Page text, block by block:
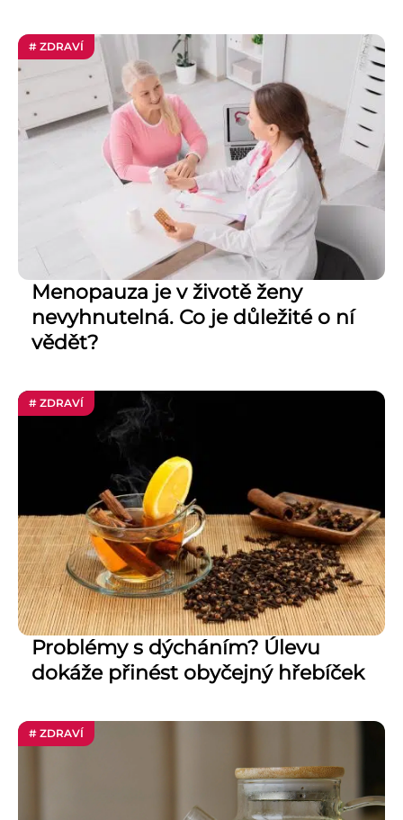
# ZDRAVÍ
Menopauza je v životě ženy
nevyhnutelná. Co je důležité o ní
vědět?
# ZDRAVÍ
Problémy s dýcháním? Úlevu
dokáže přinést obyčejný hřebíček
# ZDRAVÍ